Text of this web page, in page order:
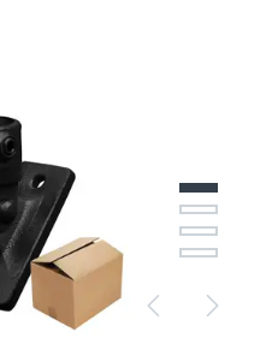
- zwart-E / 48,3 mm